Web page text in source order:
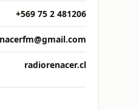
+569 75 2 481206
radiorenacer.cl